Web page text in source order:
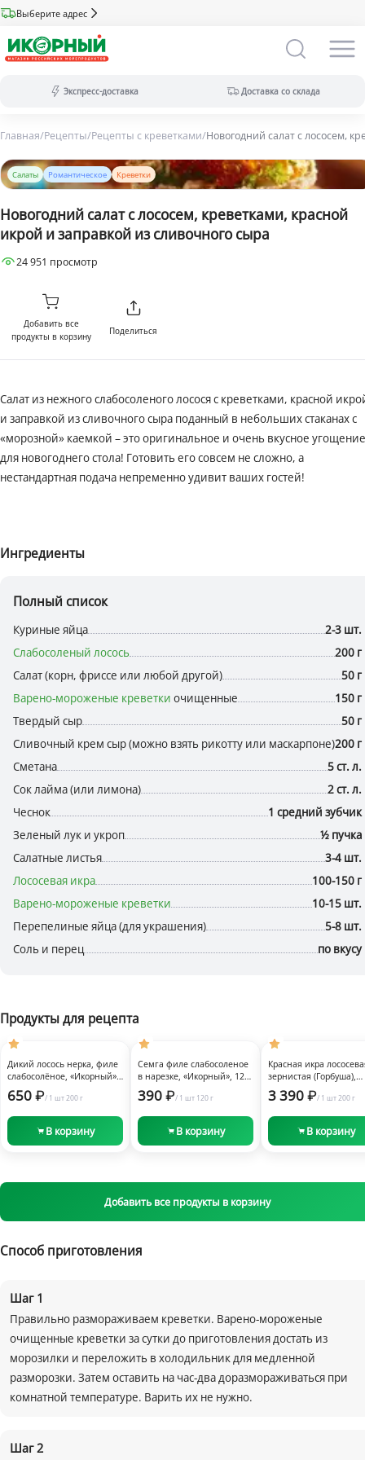
Выберите адрес
Экспресс-доставка Доставка со склада
меньше).
Оплата только на сайте.
Доставка со склада:
(максимальный ассортимент).
Доступны все виды оплат.
Главная/Рецепты/Рецепты с креветками/Новогодний салат с лососем,
Салаты Романтическое Креветки
Новогодний салат с лососем, креветками, красной
икрой и заправкой из сливочного сыра
24 951 просмотр
Поделиться
Добавить все
продукты в корзину
Салат из нежного слабосоленого лосося с креветками, красной
и заправкой из сливочного сыра поданный в небольших стаканах с
«морозной» каемкой – это оригинальное и очень вкусное угощение
для новогоднего стола! Готовить его совсем не сложно, а
нестандартная подача непременно удивит ваших гостей!
Ингредиенты
Полный список
Куриные яйца
2-3 шт.
Слабосоленый лосось
200 г
Салат (корн, фриссе или любой другой)
50 г
Варено-мороженые креветки очищенные
150 г
Твердый сыр
50 г
Сливочный крем сыр (можно взять рикотту или маскарпоне)200 г
Сметана
5 ст. л.
Сок лайма (или лимона)
2 ст. л.
Чеснок
1 средний зубчик
Зеленый лук и укроп
½ пучка
Салатные листья
3-4 шт.
Лососевая икра
100-150 г
Варено-мороженые креветки
10-15 шт.
Перепелиные яйца (для украшения)
5-8 шт.
Соль и перец
по вкусу
Продукты для рецепта
Дикий лосось нерка, филе
слабосолёное, «Икорный»,
200 г
650 / 1 шт200 г
В корзину
Семга филе слабосоленое
в нарезке, «Икорный», 120
г
390 / 1 шт 120 г
В корзину
Улов 2026
Красная икра
зернистая (Горбуша),
«Икорный», 200 г.
2026
3 390 / 1 шт200 г
В корзину
Добавить все продукты в корзину
Способ приготовления
Шаг 1
Правильно размораживаем креветки. Варено-мороженые
очищенные креветки за сутки до приготовления достать из
морозилки и переложить в холодильник для медленной
разморозки. Затем оставить на час-два доразмораживаться при
комнатной температуре. Варить их не нужно.
Шаг2